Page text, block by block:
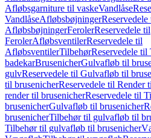
Afløbsgarniture til vaskeVandlåse
VandlåseAfløbsbøjningerReservedele
AfløbsbøjningerFerolerReservedele til
FerolerAfløbsventilerReservedele til
AfløbsventilerTilbehørReservedele til
badekarBrusenicherGulvafløb til
gulvReservedele til Gulvafløb til
til brusenicherReservedele til Render
render til brusenicherReservedele til
brusenicherGulvafløb til brusenicher
brusenicherTilbehør til gulvafløb til
Tilbehør til gulvafløb til brusenicher